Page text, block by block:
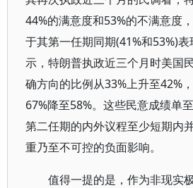
44%的满意度和53%的不满意度
于其第一任期同期(41%和53%)
示，特朗普执政近三个月时美国
确方向的比例从33%上升至42%
67%降至58%。这些民意成绩单
第二任期的内外议程至少短期内
重乃至不可控的负面影响。
值得一提的是，作为非现实